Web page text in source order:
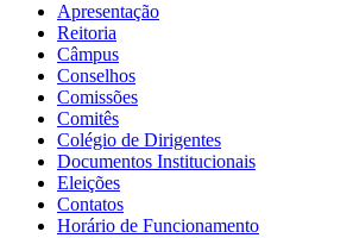
Apresentação
Reitoria
Câmpus
Conselhos
Comissões
Comitês
Colégio de Dirigentes
Documentos Institucionais
Eleições
Contatos
Horário de Funcionamento